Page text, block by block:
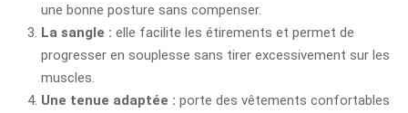
une bonne posture sans compenser.
La sangle : elle facilite les étirements et permet de
progresser en souplesse sans tirer excessivement sur les
muscles.
Une tenue adaptée : porte des vêtements confortables